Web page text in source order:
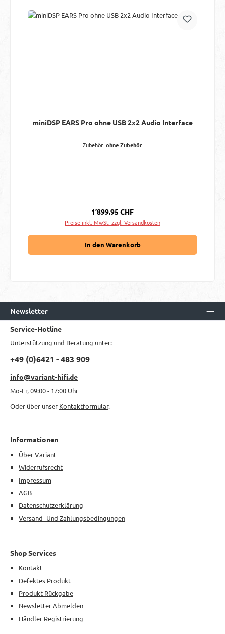
miniDSP EARS Pro ohne USB 2x2 Audio Interface
Zubehör: ohne Zubehör
Regulärer Preis:
1’899.95 CHF
Preise inkl. MwSt. zzgl. Versandkosten
In den Warenkorb
Newsletter
Service-Hotline
Unterstützung und Beratung unter:
+49 (0)6421 - 483 909
info@variant-hifi.de
Mo-Fr, 09:00 - 17:00 Uhr
Oder über unser Kontaktformular.
Informationen
Über Variant
Widerrufsrecht
Impressum
AGB
Datenschutzerklärung
Versand- Und Zahlungsbedingungen
Shop Services
Kontakt
Defektes Produkt
Produkt Rückgabe
Newsletter Abmelden
Händler Registrierung